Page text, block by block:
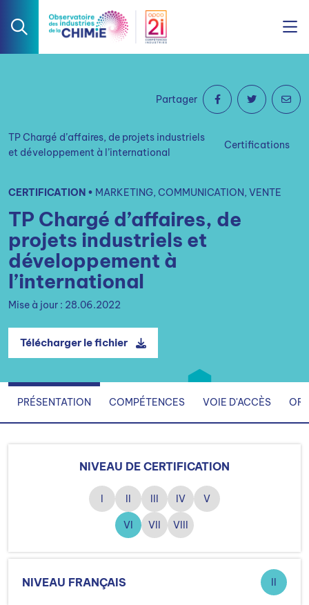
TP Chargé d’affaires, de projets industriels
et développement à l’international
Certifications
CERTIFICATION • MARKETING, COMMUNICATION, VENTE
TP Chargé d’affaires, de
projets industriels et
développement à
l’international
Mise à jour : 28.06.2022
Télécharger le fichier
Partager
PRÉSENTATION COMPÉTENCES VOIE D'ACCÈS
NIVEAU DE CERTIFICATION
I II III IV V
VI VII VIII
NIVEAU FRANÇAIS II